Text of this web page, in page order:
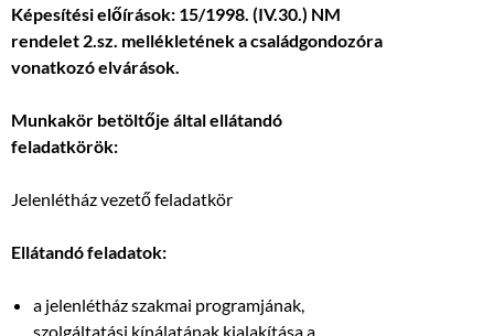
Képesítési előírások: 15/1998. (IV.30.) NM
rendelet 2.sz. mellékletének a családgondozóra
vonatkozó elvárások.
Munkakör betöltője által ellátandó
feladatkörök:
Jelenlétház vezető feladatkör
Ellátandó feladatok:
a jelenlétház szakmai programjának,
szolgáltatási kínálatának kialakítása a